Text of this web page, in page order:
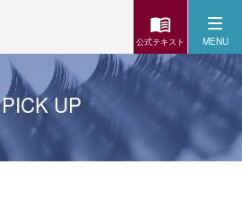
公式テキスト MENU
PICK UP